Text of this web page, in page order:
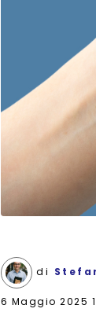
di
6 Maggio 2025